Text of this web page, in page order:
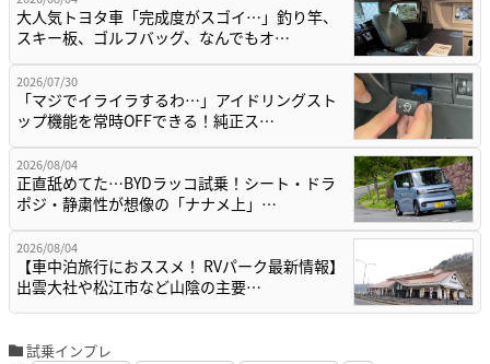
大人気トヨタ車「完成度がスゴイ…」釣り竿、
スキー板、ゴルフバッグ、なんでもオ…
2026/07/30
「マジでイライラするわ…」アイドリングスト
ップ機能を常時OFFできる！純正ス…
2026/08/04
正直舐めてた…BYDラッコ試乗！シート・ドラ
ポジ・静粛性が想像の「ナナメ上」…
2026/08/04
【車中泊旅行におススメ！ RVパーク最新情報】
出雲大社や松江市など山陰の主要…
試乗インプレ